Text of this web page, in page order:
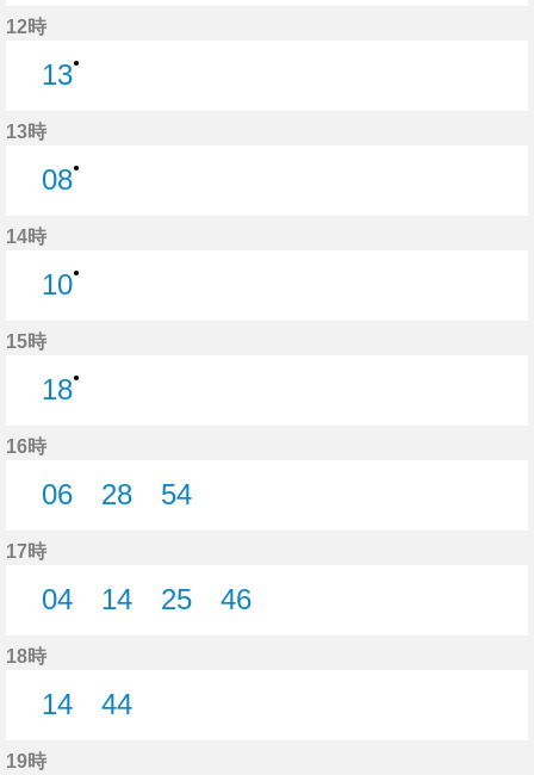
12時
13●
13時
08●
14時
10●
15時
18●
16時
06
28
54
17時
04
14
25
46
18時
14
44
19時